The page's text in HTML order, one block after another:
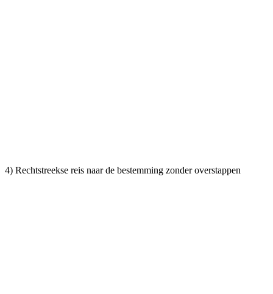
4) Rechtstreekse reis naar de bestemming zonder overstappen